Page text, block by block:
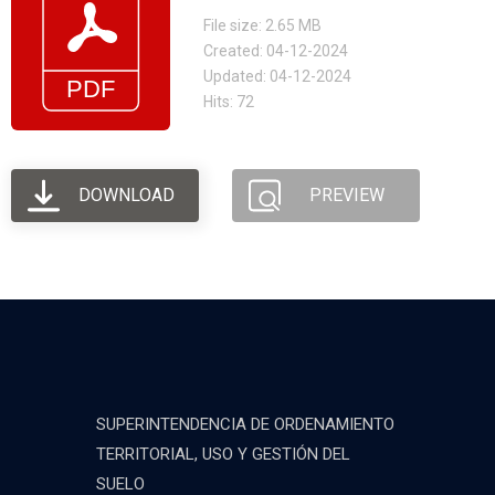
File size: 2.65 MB
Created: 04-12-2024
Updated: 04-12-2024
Hits: 72
DOWNLOAD PREVIEW
SUPERINTENDENCIA DE ORDENAMIENTO
TERRITORIAL, USO Y GESTIÓN DEL
SUELO